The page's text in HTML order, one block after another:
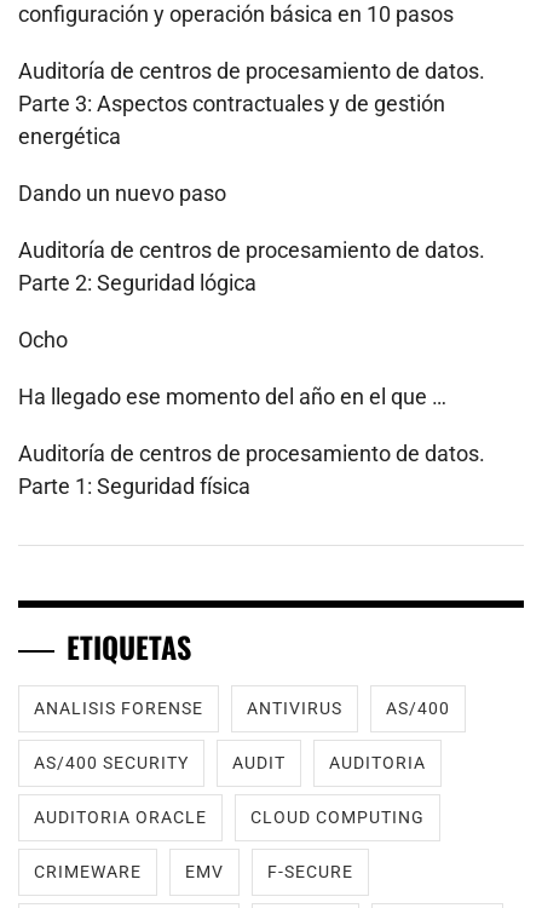
configuración y operación básica en 10 pasos
Auditoría de centros de procesamiento de datos.
Parte 3: Aspectos contractuales y de gestión
energética
Dando un nuevo paso
Auditoría de centros de procesamiento de datos.
Parte 2: Seguridad lógica
Ocho
Ha llegado ese momento del año en el que …
Auditoría de centros de procesamiento de datos.
Parte 1: Seguridad física
ETIQUETAS
ANALISIS FORENSE ANTIVIRUS AS/400
AS/400 SECURITY AUDIT AUDITORIA
AUDITORIA ORACLE CLOUD COMPUTING
CRIMEWARE EMV F-SECURE